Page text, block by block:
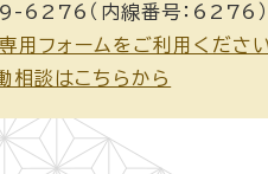
6276（内線番号：
用フォームをご利用ください
相談はこちらから